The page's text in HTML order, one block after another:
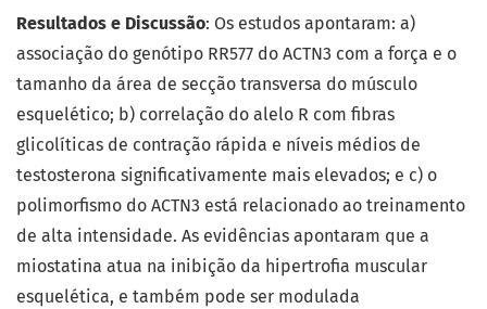
Resultados e Discussão: Os estudos apontaram: a)
associação do genótipo RR577 do ACTN3 com a força e o
tamanho da área de secção transversa do músculo
esquelético; b) correlação do alelo R com fibras
glicolíticas de contração rápida e níveis médios de
testosterona significativamente mais elevados; e c) o
polimorfismo do ACTN3 está relacionado ao treinamento
de alta intensidade. As evidências apontaram que a
miostatina atua na inibição da hipertrofia muscular
esquelética, e também pode ser modulada